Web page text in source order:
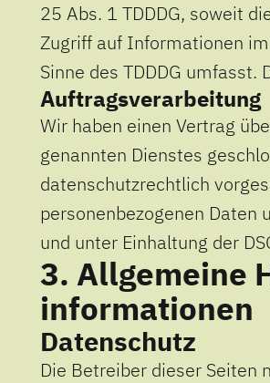
25 Abs. 1 TDDDG, soweit
Zugriff auf Informationen
Sinne des TDDDG
Auftragsverarbeitung
Wir haben einen Vertrag
genannten Dienstes
datenschutzrechtlich
personenbezogenen Daten
und unter Einhaltung der
3. Allgemeine
informationen
Datenschutz
Die Betreiber dieser Seiten